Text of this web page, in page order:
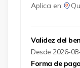
Aplica en:
Validez del
Desde 2026-
Forma de pago